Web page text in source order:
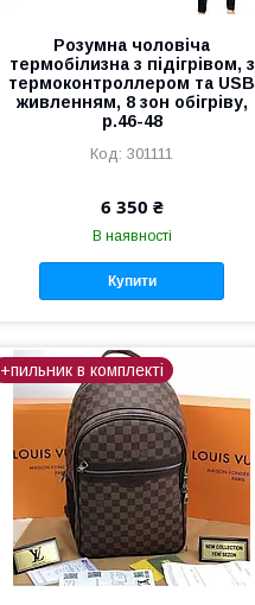
Розумна чоловіча
термобілизна з підігрівом, з
термоконтроллером та USB
живленням, 8 зон обігріву,
р.46-48
301111
6 350 ₴
В наявності
Купити
+пильник в комплекті